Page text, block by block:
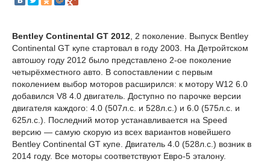
Bentley Continental GT 2012, 2 поколение. Выпуск Bentley
Continental GT купе стартовал в году 2003. На Детройтском
автошоу году 2012 было представлено 2-ое поколение
четырёхместного авто. В сопоставлении с первым
поколением выбор моторов расширился: к мотору W12 6.0
добавился V8 4.0 двигатель. Доступно по парочке версии
двигателя каждого: 4.0 (507л.с. и 528л.с.) и 6.0 (575л.с. и
625л.с.). Последний мотор устанавливается на Speed
версию — самую скорую из всех вариантов новейшего
Bentley Continental GT купе. Двигатель 4.0 (528л.с.) возник в
2014 году. Все моторы соответствуют Евро-5 эталону.